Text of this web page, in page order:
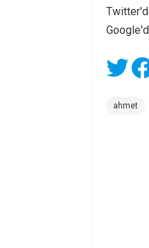
ahmet